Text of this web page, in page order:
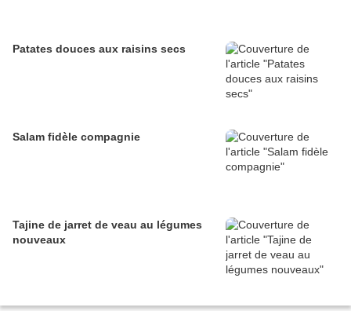
Patates douces aux raisins secs
Salam fidèle compagnie
Tajine de jarret de veau au légumes
nouveaux